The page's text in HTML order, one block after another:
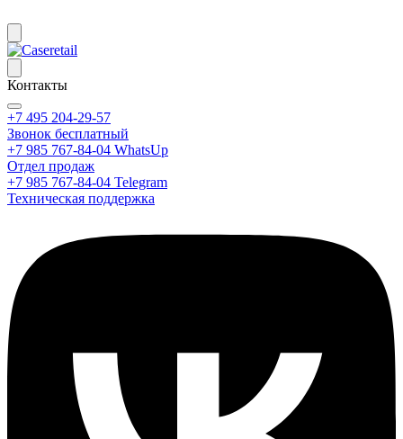
Контакты
+7 495 204-29-57
Звонок бесплатный
+7 985 767-84-04 WhatsUp
Отдел продаж
+7 985 767-84-04 Telegram
Техническая поддержка